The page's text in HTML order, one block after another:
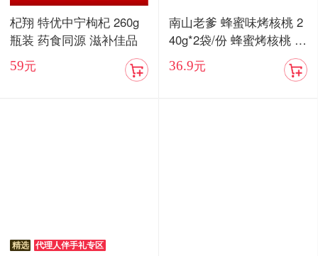
杞翔 特优中宁枸杞 260g
瓶装 药食同源 滋补佳品
59元
南山老爹 蜂蜜味烤核桃 2
40g*2袋/份 蜂蜜烤核桃 酥
脆香甜
36.9元
精选 代理人伴手礼专区